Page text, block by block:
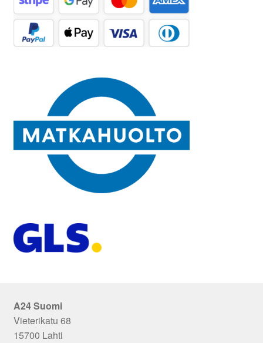
A24 Suomi
Vieterikatu 68
15700 Lahti